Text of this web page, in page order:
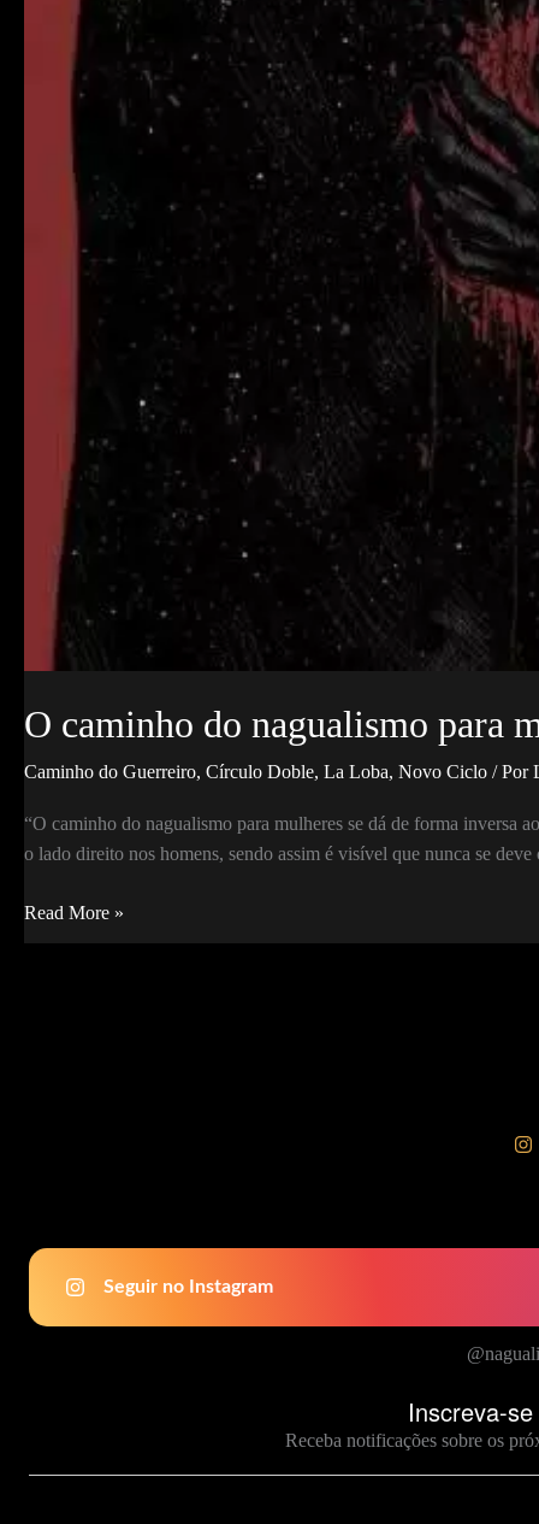
O caminho do nagualismo para
Caminho do Guerreiro, Círculo Doble, La Loba, Novo Ciclo / Por
“O caminho do nagualismo para mulheres se dá de forma inversa
o lado direito nos homens, sendo assim é visível que nunca se deve
O
caminho
Read More »
Seguir no Instagram
Inscreva-
Receba notificações sobre os